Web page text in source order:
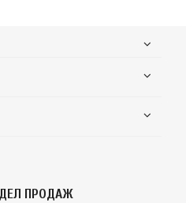
ПРОДАЖ